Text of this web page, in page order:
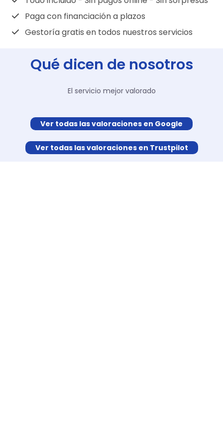
Paga con financiación a plazos
Gestoría gratis en todos nuestros servicios
Qué dicen de nosotros
El servicio mejor valorado
Ver todas las valoraciones en Google
Ver todas las valoraciones en Trustpilot